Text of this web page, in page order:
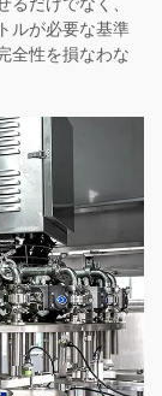
ルが必要な基準
全性を損なわな